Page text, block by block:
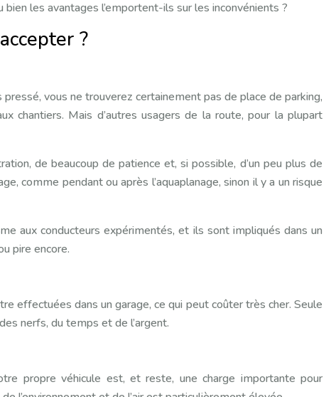
les avantages l’emportent-ils sur les inconvénients ?
?
vous ne trouverez certainement pas de place de parking,
chantiers. Mais d’autres usagers de la route, pour la plupart
de beaucoup de patience et, si possible, d’un peu plus de
comme pendant ou après l’aquaplanage, sinon il y a un risque
aux conducteurs expérimentés, et ils sont impliqués dans un
pire encore.
effectuées dans un garage, ce qui peut coûter très cher. Seule
nerfs, du temps et de l’argent.
propre véhicule est, et reste, une charge importante pour